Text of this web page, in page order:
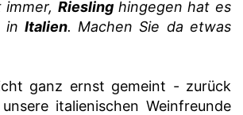
immer, Riesling hingegen hat es
in Italien. Machen Sie da etwas
ganz ernst gemeint - zurück
italienischen Weinfreunde